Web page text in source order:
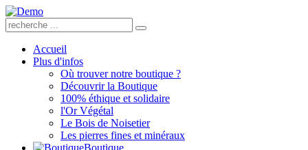
Accueil
Plus d'infos
Où trouver notre boutique ?
Découvrir la Boutique
100% éthique et solidaire
l'Or Végétal
Le Bois de Noisetier
Les pierres fines et minéraux
Boutique